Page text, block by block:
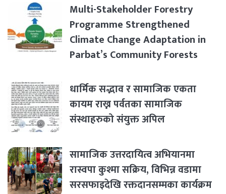
Multi-Stakeholder Forestry
Programme Strengthened
Climate Change Adaptation in
Parbat’s Community Forests
धार्मिक सद्भाव र सामाजिक एकता
कायम राख्न पर्वतका सामाजिक
संस्थाहरुको संयुक्त अपिल
सामाजिक उत्तरदायित्व अभियानमा
रास्वपा कुश्मा सक्रिय, विभिन्न वडामा
सरसफाइदेखि रक्तदानसम्मका कार्यक्रम